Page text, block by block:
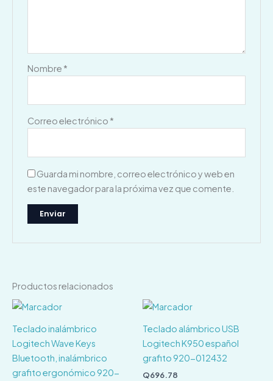
Nombre *
Correo electrónico *
Guarda mi nombre, correo electrónico y web en
este navegador para la próxima vez que comente.
Productos relacionados
Teclado inalámbrico
Logitech Wave Keys
Bluetooth, inalámbrico
grafito ergonómico 920-
Teclado alámbrico USB
Logitech K950 español
grafito 920-012432
Q696.78